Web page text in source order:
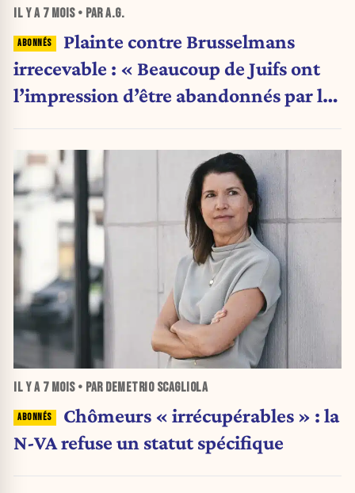
IL Y A 7 MOIS• PAR A.G.
Plainte contre Brusselmans
irrecevable : « Beaucoup de Juifs ont
l’impression d’être abandonnés par le
IL Y A 7 MOIS• PAR DEMETRIO SCAGLIOLA
Chômeurs « irrécupérables » : la
N-VA refuse un statut spécifique